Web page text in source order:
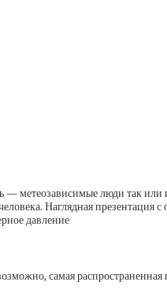
метеозависимые люди так
Наглядная
давление
самая